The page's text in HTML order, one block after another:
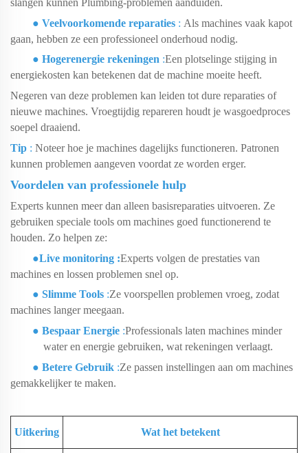
slangen kunnen Plumbing-problemen aanduiden.
● Veelvoorkomende reparaties : Als machines vaak kapot
gaan, hebben ze een professioneel onderhoud nodig.
● Hogerenergie rekeningen :Een plotselinge stijging in
energiekosten kan betekenen dat de machine moeite heeft.
Negeren van deze problemen kan leiden tot dure reparaties of
nieuwe machines. Vroegtijdig repareren houdt je wasgoedproces
soepel draaiend.
Tip : Noteer hoe je machines dagelijks functioneren. Patronen
kunnen problemen aangeven voordat ze worden erger.
Voordelen van professionele hulp
Experts kunnen meer dan alleen basisreparaties uitvoeren. Ze
gebruiken speciale tools om machines goed functionerend te
houden. Zo helpen ze:
●Live monitoring :Experts volgen de prestaties van
machines en lossen problemen snel op.
● Slimme Tools :Ze voorspellen problemen vroeg, zodat
machines langer meegaan.
● Bespaar Energie :Professionals laten machines minder
water en energie gebruiken, wat rekeningen verlaagt.
● Betere Gebruik :Ze passen instellingen aan om machines
gemakkelijker te maken.
Uitkering Wat het betekent